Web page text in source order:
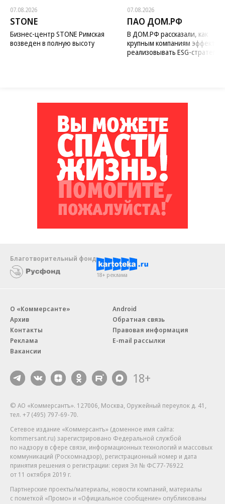
07.08.2026
STONE
Бизнес-центр STONE Римская
возведен в полную высоту
07.08.2026
ПАО ДОМ.РФ
В ДОМ.РФ рассказали, как
крупным компаниям
реализовывать ESG-стратегию
Благотворительный фонд
18+ реклама
О «Коммерсанте»
Архив
Контакты
Реклама
Вакансии
Android
Обратная связь
Правовая информация
E-mail рассылки
18+
© АО «Коммерсантъ». 127006, Москва, Оружейный переулок д. 41,
тел. +7 (495) 797-69-70.
Сетевое издание «Коммерсантъ» (доменное имя сайта:
kommersant.ru) зарегистрировано Федеральной службой
по надзору в сфере связи, информационных технологий и массовых
коммуникаций (Роскомнадзор), регистрационный номер и дата
принятия решения о регистрации: серия Эл № ФС77-76922
от 11 октября 2019 г.
Партнерские проекты/материалы, новости компаний, материалы
с пометкой «Промо» и «Официальное сообщение» опубликованы